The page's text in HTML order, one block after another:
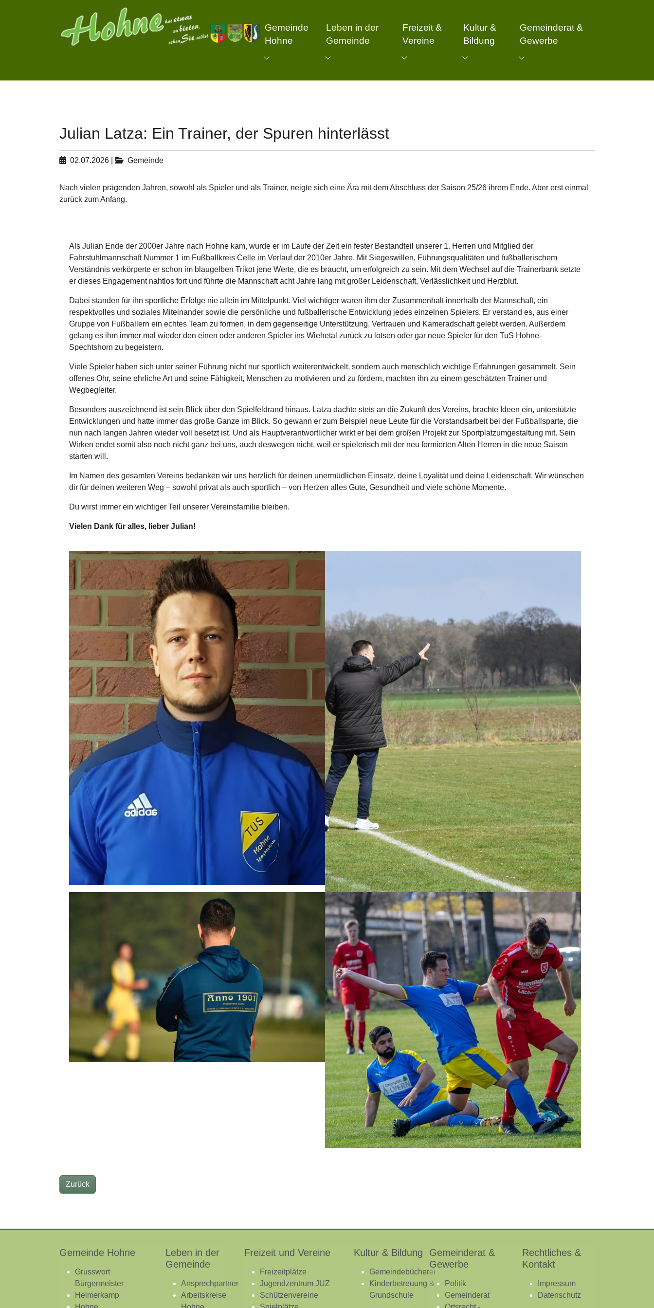
Gemeinde
Hohne
Submenu for "Gemeinde Hohne"
Leben in der
Gemeinde
Submenu for "Leben in der Gemeinde"
Freizeit &
Vereine
Submenu for "Freizeit & Vereine"
Kultur &
Bildung
Submenu for "Kultur & Bildung"
Gemeinderat &
Gewerbe
Submenu for "Gemeinderat &
Julian Latza: Ein Trainer, der Spuren hinterlässt
02.07.2026 Gemeinde
Nach vielen prägenden Jahren, sowohl als Spieler und als Trainer, neigte sich eine Ära mit dem Abschluss der Saison 25/26 ihrem Ende. Aber erst einmal
zurück zum Anfang.
Als Julian Ende der 2000er Jahre nach Hohne kam, wurde er im Laufe der Zeit ein fester Bestandteil unserer 1. Herren und Mitglied der
Fahrstuhlmannschaft Nummer 1 im Fußballkreis Celle im Verlauf der 2010er Jahre. Mit Siegeswillen, Führungsqualitäten und fußballerischem
Verständnis verkörperte er schon im blaugelben Trikot jene Werte, die es braucht, um erfolgreich zu sein. Mit dem Wechsel auf die Trainerbank setzte
er dieses Engagement nahtlos fort und führte die Mannschaft acht Jahre lang mit großer Leidenschaft, Verlässlichkeit und Herzblut.
Dabei standen für ihn sportliche Erfolge nie allein im Mittelpunkt. Viel wichtiger waren ihm der Zusammenhalt innerhalb der Mannschaft, ein
respektvolles und soziales Miteinander sowie die persönliche und fußballerische Entwicklung jedes einzelnen Spielers. Er verstand es, aus einer
Gruppe von Fußballern ein echtes Team zu formen, in dem gegenseitige Unterstützung, Vertrauen und Kameradschaft gelebt werden. Außerdem
gelang es ihm immer mal wieder den einen oder anderen Spieler ins Wiehetal zurück zu lotsen oder gar neue Spieler für den TuS Hohne-
Spechtshorn zu begeistern.
Viele Spieler haben sich unter seiner Führung nicht nur sportlich weiterentwickelt, sondern auch menschlich wichtige Erfahrungen gesammelt. Sein
offenes Ohr, seine ehrliche Art und seine Fähigkeit, Menschen zu motivieren und zu fördern, machten ihn zu einem geschätzten Trainer und
Wegbegleiter.
Besonders auszeichnend ist sein Blick über den Spielfeldrand hinaus. Latza dachte stets an die Zukunft des Vereins, brachte Ideen ein, unterstützte
Entwicklungen und hatte immer das große Ganze im Blick. So gewann er zum Beispiel neue Leute für die Vorstandsarbeit bei der Fußballsparte, die
nun nach langen Jahren wieder voll besetzt ist. Und als Hauptverantwortlicher wirkt er bei dem großen Projekt zur Sportplatzumgestaltung mit. Sein
Wirken endet somit also noch nicht ganz bei uns, auch deswegen nicht, weil er spielerisch mit der neu formierten Alten Herren in die neue Saison
starten will.
Im Namen des gesamten Vereins bedanken wir uns herzlich für deinen unermüdlichen Einsatz, deine Loyalität und deine Leidenschaft. Wir wünschen
dir für deinen weiteren Weg – sowohl privat als auch sportlich – von Herzen alles Gute, Gesundheit und viele schöne Momente.
Du wirst immer ein wichtiger Teil unserer Vereinsfamilie bleiben.
Vielen Dank für alles, lieber Julian!
Show larger version
Show larger version
Zurück
Gemeinde Hohne
Grusswort
Bürgermeister
Helmerkamp
Leben in der
Gemeinde
Ansprechpartner
Arbeitskreise
Freizeit und Vereine
Freizeitplätze
Jugendzentrum JUZ
Schützenvereine
Kultur & Bildung
Gemeindebücherei
Kinderbetreuung &
Grundschule
Gemeinderat &
Gewerbe
Politik
Gemeinderat
Rechtliches &
Kontakt
Impressum
Datenschutz